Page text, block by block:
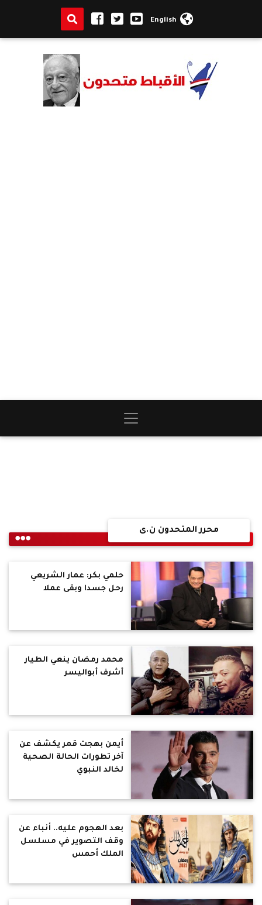
English
محرر المتحدون ن.ى
حلمي بكر: عمار الشريعي
رحل جسدا وبقى عملا
محمد رمضان ينعي الطيار
أشرف أبواليسر
أيمن بهجت قمر يكشف عن
آخر تطورات الحالة الصحية
لخالد النبوي
بعد الهجوم عليه.. أنباء عن
وقف التصوير في مسلسل
الملك أحمس